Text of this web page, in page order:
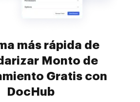
más rápida de
Monto de
Gratis con
DocHub